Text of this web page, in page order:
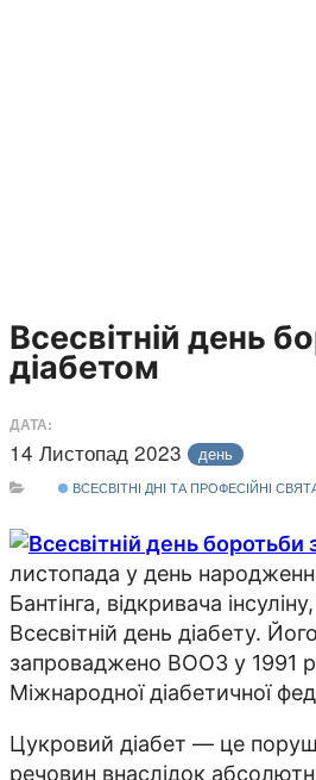
Всесвітній день
діабетом
ДАТА:
14 Листопад 2023 день
ВСЕСВІТНІ ДНІ ТА ПРОФЕСІЙНІ
листопада у день
Бантінга, відкривача
Всесвітній день діабету.
запроваджено ВООЗ у 1991 р.
Міжнародної діабетичної
Цукровий діабет — це
речовин внаслідок